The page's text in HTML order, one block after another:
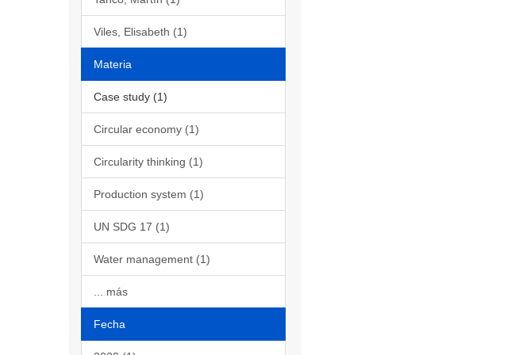
Viles, Elisabeth (1)
Materia
Case study (1)
Circular economy (1)
Circularity thinking (1)
Production system (1)
UN SDG 17 (1)
Water management (1)
... más
Fecha